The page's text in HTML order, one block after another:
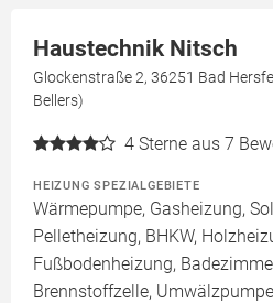
Haustechnik Nitsch
Glockenstraße 2, 36251 Bad
Bellers)
4 Sterne aus 7
HEIZUNG SPEZIALGEBIETE
Wärmepumpe, Gasheizung,
Pelletheizung, BHKW,
Fußbodenheizung,
Brennstoffzelle, Umwälzpumpe